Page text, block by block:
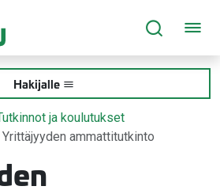
Hakijalle
ja koulutukset
Yrittäjyyden ammattitutkinto